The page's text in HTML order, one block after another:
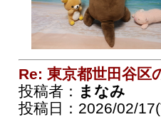
Re: 東京都世田谷区
投稿者： まなみ
投稿日：2026/02/